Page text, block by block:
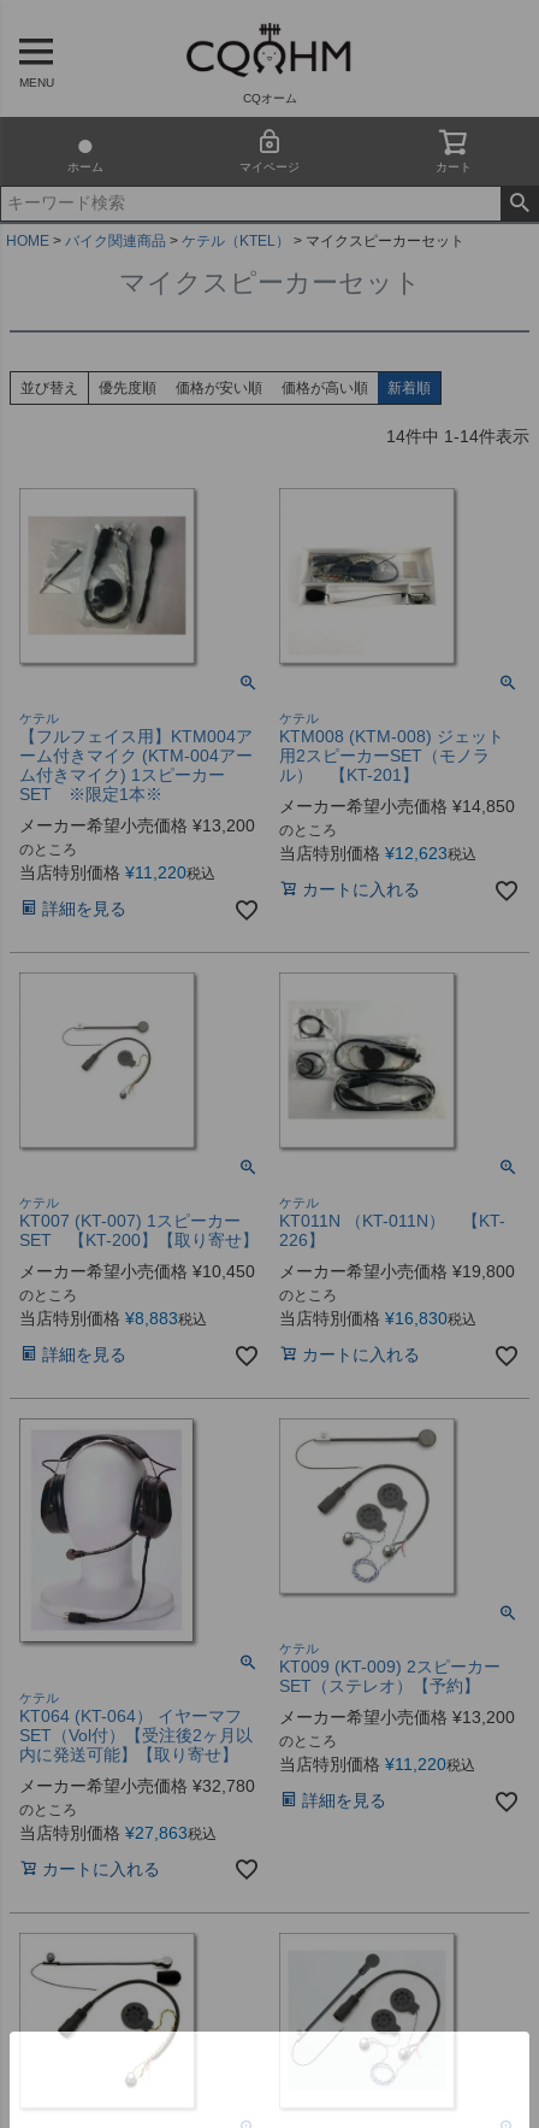
MENU
CQオーム
ホーム マイページ カート
HOME バイク関連商品 ケテル（KTEL） マイクスピーカーセット
マイクスピーカーセット
並び替え 優先度順 価格が安い順 価格が高い順 新着順
14件中 1-14件表示
ケテル
【フルフェイス用】KTM004ア
ーム付きマイク (KTM-004アー
ム付きマイク) 1スピーカー
SET ※限定1本※
メーカー希望小売価格 ¥13,200
のところ
当店特別価格 ¥11,220税込
詳細を見る
ケテル
KTM008 (KTM-008) ジェット
用2スピーカーSET（モノラ
ル） 【KT-201】
メーカー希望小売価格 ¥14,850
のところ
当店特別価格 ¥12,623税込
カートに入れる
ケテル
KT007 (KT-007) 1スピーカー
SET 【KT-200】【取り寄せ】
メーカー希望小売価格 ¥10,450
のところ
当店特別価格 ¥8,883税込
詳細を見る
ケテル
KT011N （KT-011N） 【KT-
226】
メーカー希望小売価格 ¥19,800
のところ
当店特別価格 ¥16,830税込
カートに入れる
ケテル
KT064 (KT-064） イヤーマフ
SET（Vol付）【受注後2ヶ月以
内に発送可能】【取り寄せ】
メーカー希望小売価格 ¥32,780
のところ
当店特別価格 ¥27,863税込
カートに入れる
ケテル
KT009 (KT-009) 2スピーカー
SET（ステレオ）【予約】
メーカー希望小売価格 ¥13,200
のところ
当店特別価格 ¥11,220税込
詳細を見る